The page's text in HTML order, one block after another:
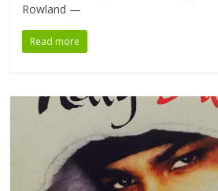
Rowland —
Read more